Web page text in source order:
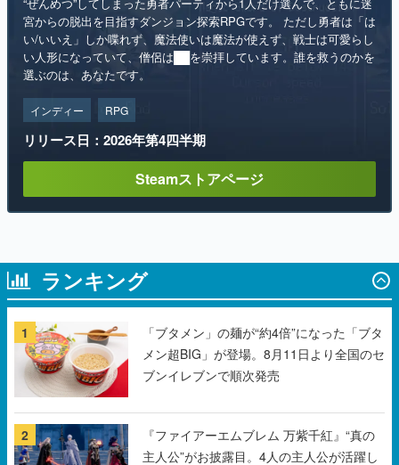
選ぶのは、あなたです。
インディー RPG
リリース日：2026年第4四半期
ランキング
1
「ブタメン」の麺が“約4倍”になった「ブタ
メン超BIG」が登場。8月11日より全国のセ
ブンイレブンで順次発売
2
『ファイアーエムブレム 万紫千紅』“真の
た時代から5年後、彼らが「この世に存在
しない」状況で魔神・バロールと戦う